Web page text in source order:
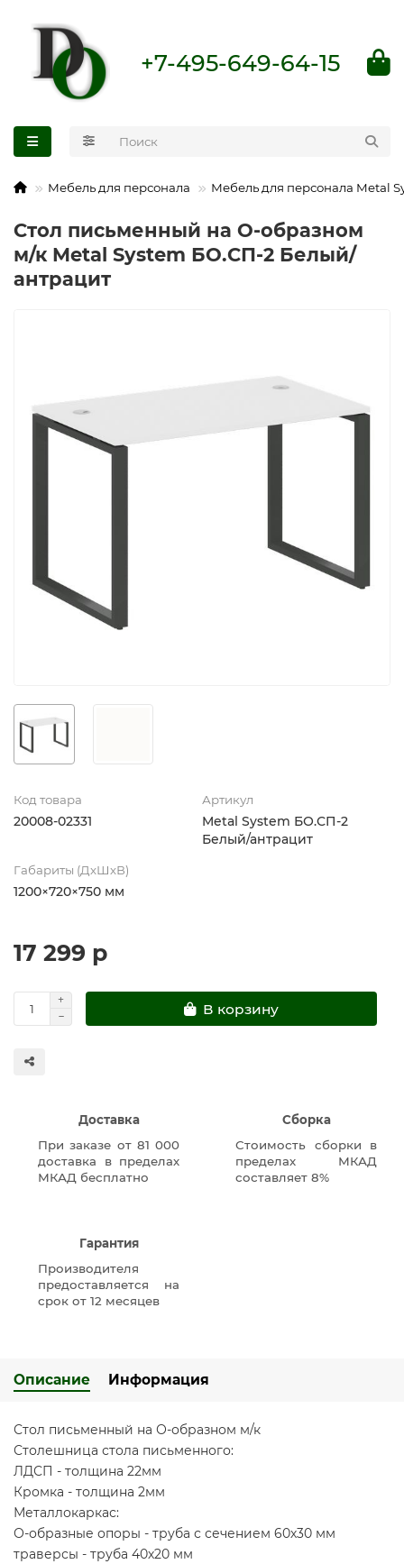
+7-495-649-64-15
Мебель для персонала Мебель для персонала Metal
Стол письменный на О-образном
м/к Metal System БО.СП-2 Белый/
антрацит
Код товара
20008-02331
Артикул
Metal System БО.СП-2
Белый/антрацит
Габариты (ДхШхВ)
1200×720×750 мм
17 299 р
В корзину
Доставка
При заказе от 81 000
доставка в пределах
МКАД бесплатно
Сборка
Стоимость сборки в
пределах МКАД
составляет 8%
Гарантия
Производителя
предоставляется на
срок от 12 месяцев
Описание Информация
Стол письменный на О-образном м/к
Столешница стола письменного:
ЛДСП - толщина 22мм
Кромка - толщина 2мм
Металлокаркас:
О-образные опоры - труба с сечением 60х30 мм
траверсы - труба 40х20 мм